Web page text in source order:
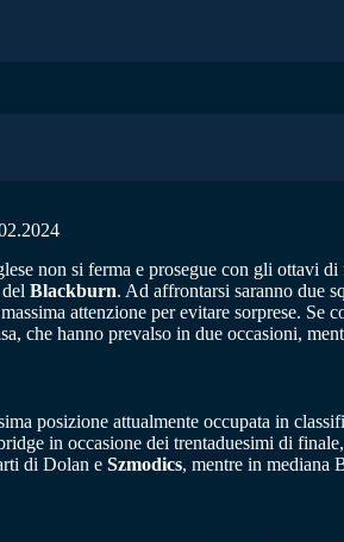
non si ferma e prosegue con gli ottavi di
Blackburn. Ad affrontarsi saranno due
attenzione per evitare sorprese.
che hanno prevalso in due occasioni,
posizione attualmente occupata in
in occasione dei trentaduesimi di
di Dolan e Szmodics, mentre in mediana